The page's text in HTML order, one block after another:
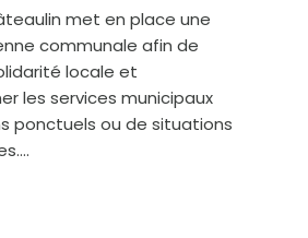
met en place une
communale afin de
locale et
les services municipaux
ponctuels ou de situations